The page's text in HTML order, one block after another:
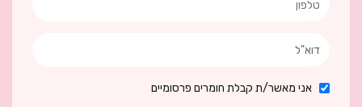
אני מאשר/ת קבלת חומרים פרסומיים